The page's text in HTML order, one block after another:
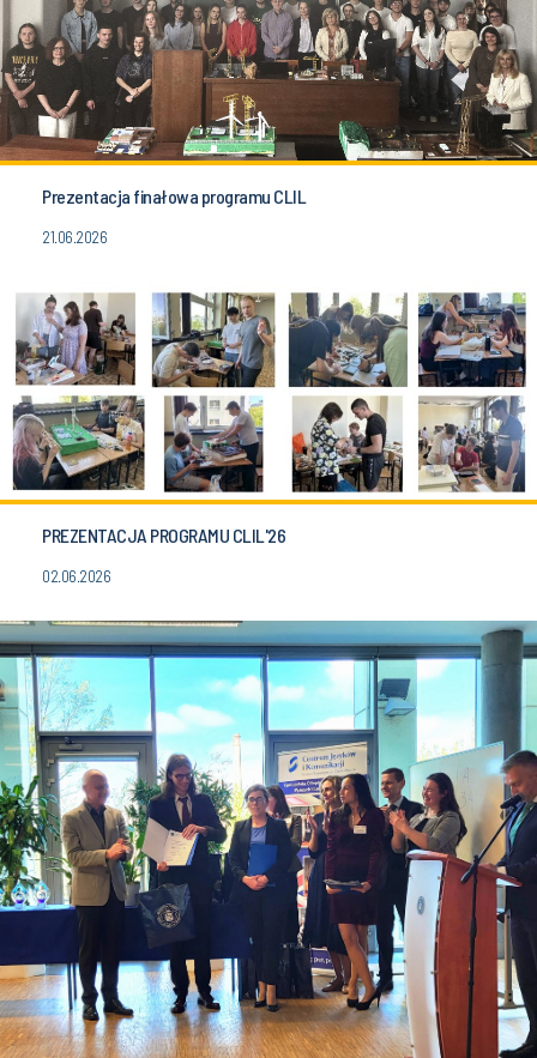
Prezentacja finałowa programu CLIL
21.06.2026
PREZENTACJA PROGRAMU CLIL'26
02.06.2026